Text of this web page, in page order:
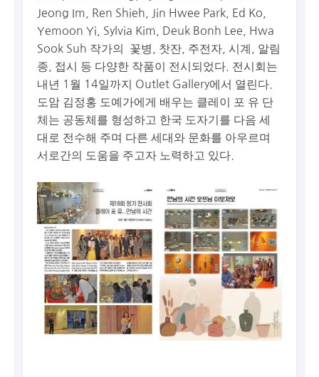
Jeong Im, Ren Shieh, Jin Hwee Park, Ed Ko,
Yemoon Yi, Sylvia Kim, Deuk Bonh Lee, Hwa
Sook Suh 작가의 꽃병, 찻잔, 주전자, 시계, 알림
종, 접시 등 다양한 작품이 전시되었다. 전시회는
내년 1월 14일까지 Outlet Gallery에서 열린다.
도암 김정홍 도예가에게 배우는 클레이 포 유 단
체는 공동체를 형성하고 한국 도자기를 다음 세
대로 전수해 주며 다른 세대와 문화를 아우르며
서로간의 도움을 주고자 노력하고 있다.